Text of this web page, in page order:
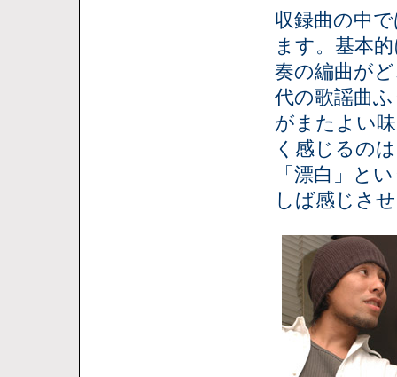
収録曲の中
ます。基本
奏の編曲が
代の歌謡曲
がまたよい
く感じるの
「漂白」と
しば感じさ